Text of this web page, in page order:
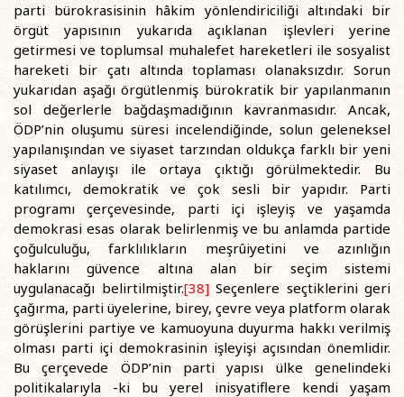
parti bürokrasisinin hâkim yönlendiriciliği altındaki bir
örgüt yapısının yukarıda açıklanan işlevleri yerine
getirmesi ve toplumsal muhalefet hareketleri ile sosyalist
hareketi bir çatı altında toplaması olanaksızdır. Sorun
yukarıdan aşağı örgütlenmiş bürokratik bir yapılanmanın
sol değerlerle bağdaşmadığının kavranmasıdır. Ancak,
ÖDP’nin oluşumu süresi incelendiğinde, solun geleneksel
yapılanışından ve siyaset tarzından oldukça farklı bir yeni
siyaset anlayışı ile ortaya çıktığı görülmektedir. Bu
katılımcı, demokratik ve çok sesli bir yapıdır. Parti
programı çerçevesinde, parti içi işleyiş ve yaşamda
demokrasi esas olarak belirlenmiş ve bu anlamda partide
çoğulculuğu, farklılıkların meşrûiyetini ve azınlığın
haklarını güvence altına alan bir seçim sistemi
uygulanacağı belirtilmiştir.[38]Seçenlere seçtiklerini geri
çağırma, parti üyelerine, birey, çevre veya platform olarak
görüşlerini partiye ve kamuoyuna duyurma hakkı verilmiş
olması parti içi demokrasinin işleyişi açısından önemlidir.
Bu çerçevede ÖDP’nin parti yapısı ülke genelindeki
politikalarıyla -ki bu yerel inisyatiflere kendi yaşam